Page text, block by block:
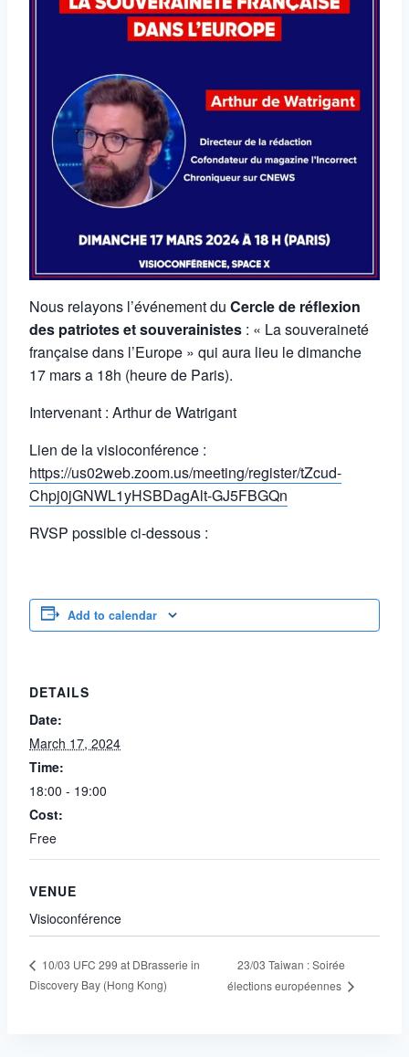
Nous relayons l’événement du Cercle de réflexion
des patriotes et souverainistes : « La souveraineté
française dans l’Europe » qui aura lieu le dimanche
17 mars a 18h (heure de Paris).
Intervenant : Arthur de Watrigant
Lien de la visioconférence :
https://us02web.zoom.us/meeting/register/tZcud-
Chpj0jGNWL1yHSBDagAlt-GJ5FBGQn
RVSP possible ci-dessous :
Add to calendar
DETAILS
Date:
March 17, 2024
Time:
18:00 - 19:00
Cost:
Free
VENUE
Visioconférence
10/03 UFC 299 at DBrasserie in
Discovery Bay (Hong Kong)
23/03 Taiwan : Soirée
élections européennes